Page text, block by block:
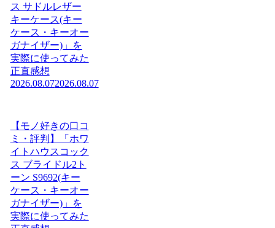
ス サドルレザー
キーケース(キー
ケース・キーオー
ガナイザー)」を
実際に使ってみた
正直感想
2026.08.072026.08.07
【モノ好きの口コ
ミ・評判】「ホワ
イトハウスコック
ス ブライドル2ト
ーン S9692(キー
ケース・キーオー
ガナイザー)」を
実際に使ってみた